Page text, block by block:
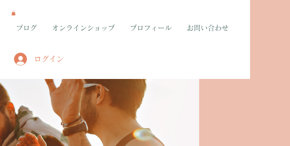
ブログ オンラインショップ プロフィール お問い合わせ
ログイン